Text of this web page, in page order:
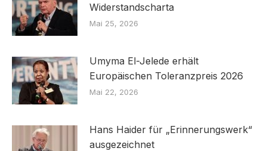
Widerstandscharta
Mai 25, 2026
Umyma El-Jelede erhält
Europäischen Toleranzpreis 2026
Mai 22, 2026
Hans Haider für „Erinnerungswerk“
ausgezeichnet